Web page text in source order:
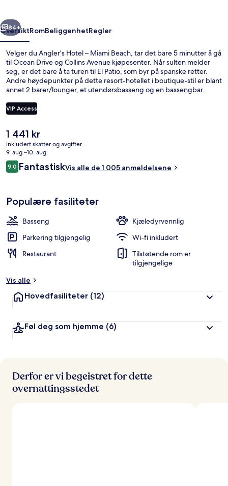
Neste
84+
OversiktRomBeliggenhetRegler
Velger du Angler’s Hotel – Miami Beach, tar det bare 5 minutter å gå
til Ocean Drive og Collins Avenue kjøpesenter. Når sulten melder
seg, er det bare å ta turen til El Patio, som byr på spanske retter.
Andre høydepunkter på dette resort-hotellet i boutique-stil er blant
annet 2 barer/lounger, et utendørsbasseng og en bassengbar.
reisende.
VIP Access
Den
nåværende
prisen
er
1 441 kr
1 441 kr
inkludert skatter og avgifter
9. aug.–10. aug.
Anmeldelser
9,09,0 av 10 –
FantastiskVis alle de 1 005 anmeldelsene
Populære fasiliteter
Basseng
Kjæledyrvennlig
Parkering tilgjengelig
Wi-fi inkludert
Restaurant
Tilstøtende rom er
tilgjengelige
Vis alle
Hovedfasiliteter (12)
Føl deg som hjemme (6)
Derfor er vi begeistret for dette
overnattingsstedet